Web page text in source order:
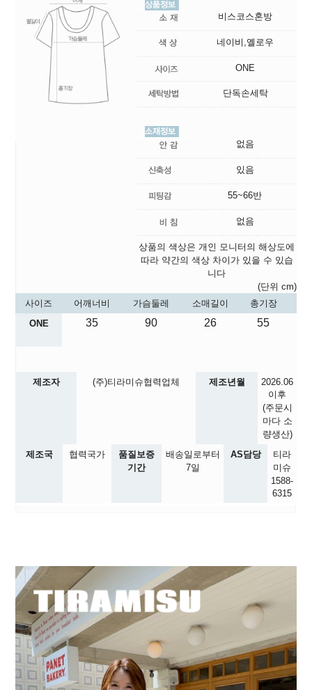
비스코스혼방
네이비,옐로우
ONE
단독손세탁
없음
있음
55~66반
없음
상품의 색상은 개인 모니터의 해상도에
따라 약간의 색상 차이가 있을 수 있습
니다
(단위 cm)
사이즈
어깨너비 가슴둘레 소매길이
총기장
ONE
35 90 26 55
제조자 (주)티라미슈협력업체 제조년월
2026.06
이후
(주문시
마다 소
량생산)
제조국
협력국가
품질보증
기간
배송일로부터
7일
AS담당
티라
미슈
1588-
6315